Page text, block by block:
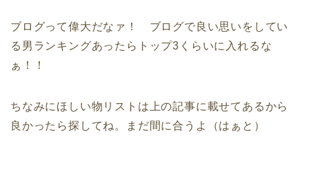
ブログって偉大だなァ！ ブログで良い思いをしてい
る男ランキングあったらトップ3くらいに入れるな
ぁ！！
ちなみにほしい物リストは上の記事に載せてあるから
良かったら探してね。まだ間に合うよ（はぁと）